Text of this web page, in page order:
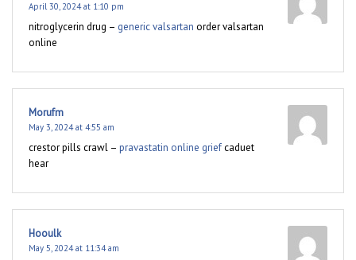
April 30, 2024 at 1:10 pm
nitroglycerin drug – generic valsartan order valsartan
online
Morufm
May 3, 2024 at 4:55 am
crestor pills crawl – pravastatin online griefcaduet
hear
Hooulk
May 5, 2024 at 11:34 am